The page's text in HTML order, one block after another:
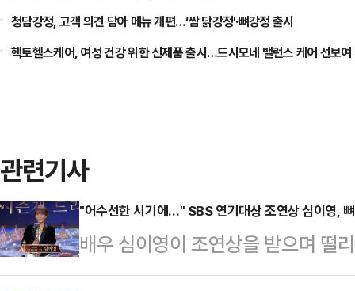
청담강정, 고객 의견 담아 메뉴 개편…‘쌈 닭강정’·뼈강정 출시
헥토헬스케어, 여성 건강 위한 신제품 출시…드시모네 밸런스 케어 선보여
관련기사
"어수선한 시기에…" SBS 연기대상 조연상 심이영,
배우 심이영이 조연상을 받으며 떨
상암동 SBS프리즘타워에서 열린